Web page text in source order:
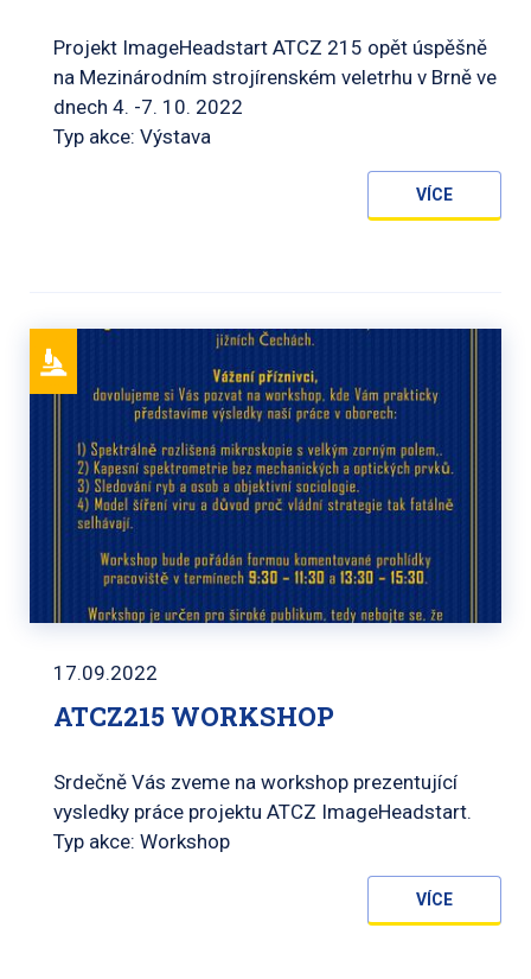
Projekt ImageHeadstart ATCZ 215 opět úspěšně
na Mezinárodním strojírenském veletrhu v Brně ve
dnech 4. -7. 10. 2022
Typ akce: Výstava
VÍCE
17.09.2022
ATCZ215 WORKSHOP
Srdečně Vás zveme na workshop prezentující
vysledky práce projektu ATCZ ImageHeadstart.
Typ akce: Workshop
VÍCE